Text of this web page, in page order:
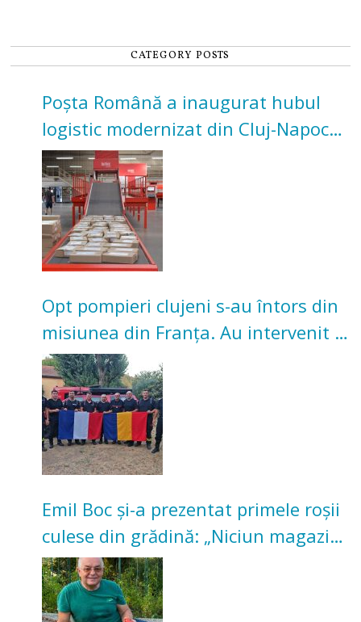
CATEGORY POSTS
Poșta Română a inaugurat hubul
logistic modernizat din Cluj-Napoca.
Investiție de 3 milioane de euro
Opt pompieri clujeni s-au întors din
misiunea din Franța. Au intervenit la
incendii de vegetație și pădure
Emil Boc și-a prezentat primele roșii
culese din grădină: „Niciun magazin
nu poate oferi această satisfacție”